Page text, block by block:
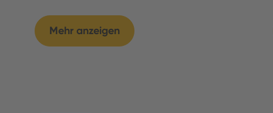
Mehr anzeigen